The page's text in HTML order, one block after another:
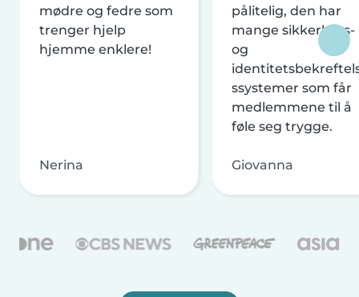
mødre og fedre som
trenger hjelp
hjemme enklere!
Nerina
pålitelig, den har
mange sikkerhets-
og
ssystemer som får
medlemmene til å
føle seg trygge.
Giovanna